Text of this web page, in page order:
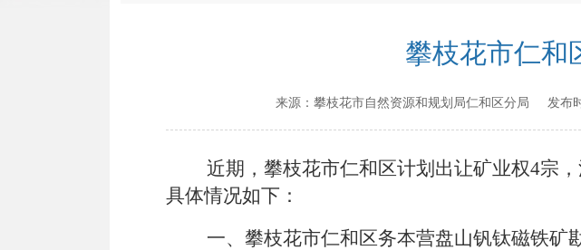
攀枝花市仁和
来源： 攀枝花市自然资源和规划局仁和区分局 发布时
近期，攀枝花市仁和区计划出让矿业权4宗
具体情况如下：
一、攀枝花市仁和区务本营盘山钒钛磁铁矿